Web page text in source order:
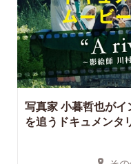
写真家 小暮哲也が
を追うドキュメンタ